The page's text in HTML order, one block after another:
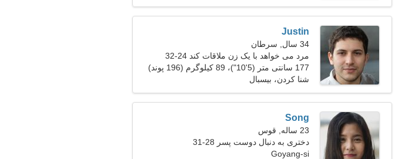
Justin
34 سال, سرطان
مرد می خواهد با یک زن ملاقات کند 24-32
177 سانتی متر (5'10")، 89 کیلوگرم (196 پوند)
شنا كردن، بیسبال
Song
23 ساله, قوس
دختری به دنبال دوست پسر 28-31
Goyang-si